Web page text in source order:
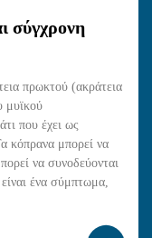
σύγχρονη
πρωκτού (ακράτεια
μυϊκού
που έχει ως
κόπρανα μπορεί να
να συνοδεύονται
ένα σύμπτωμα,